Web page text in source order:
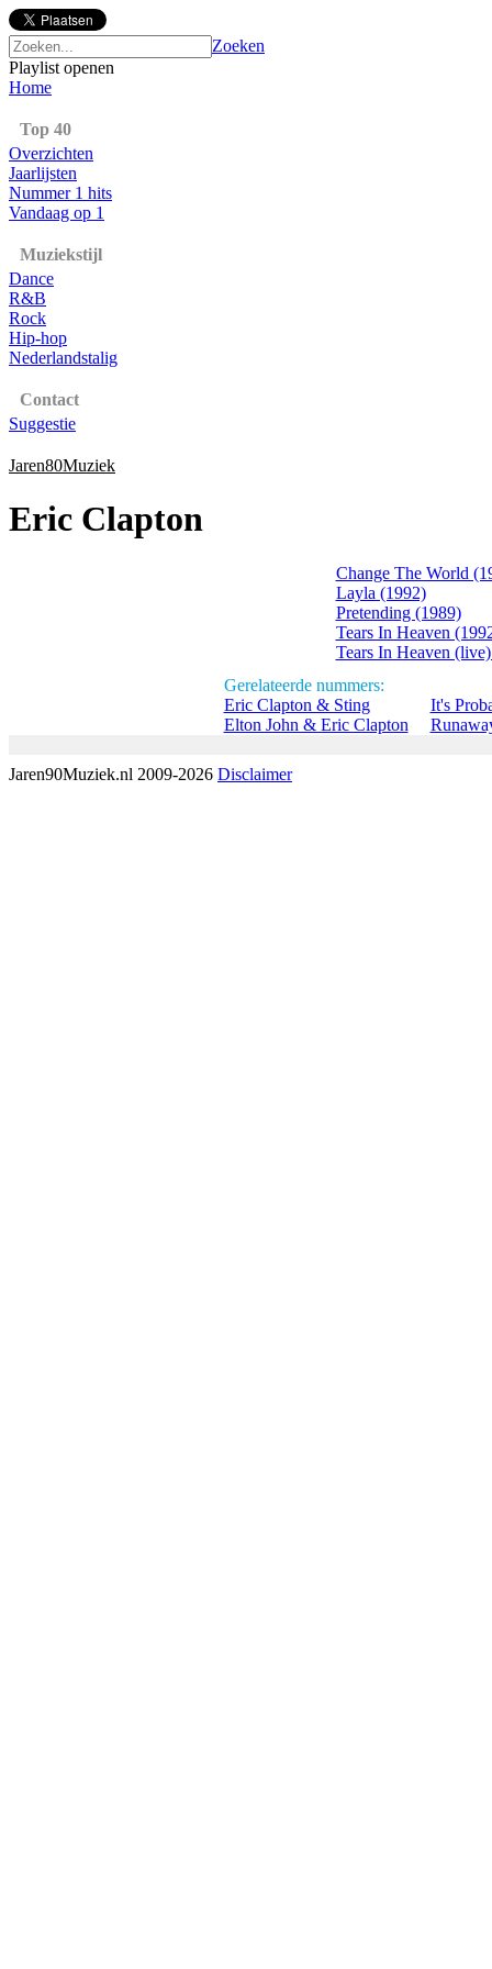
Zoeken
Playlist openen
Home
Top 40
Overzichten
Jaarlijsten
Nummer 1 hits
Vandaag op 1
Muziekstijl
Dance
R&B
Rock
Hip-hop
Nederlandstalig
Contact
Suggestie
Jaren80Muziek
Eric Clapton
Change The World
Layla (1992)
Pretending (1989)
Tears In Heaven
Tears In Heaven
Gerelateerde nummers:
Eric Clapton & Sting
It's
Elton John & Eric Clapton
Jaren90Muziek.nl 2009-2026 Disclaimer